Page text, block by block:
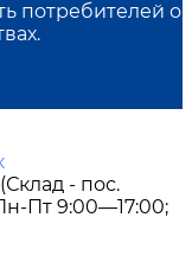
потребителей о
- пос.
Пт 9:00—17:00;